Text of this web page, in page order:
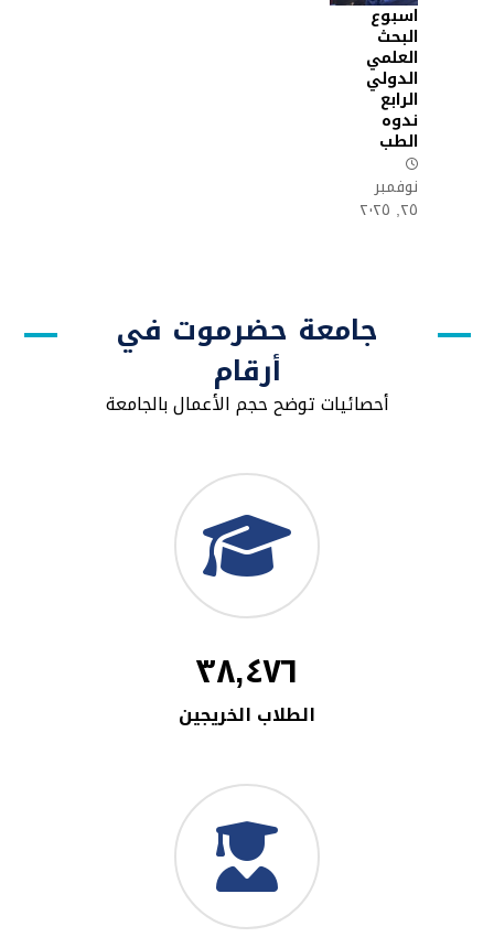
اسبوع
البحث
العلمي
الدولي
الرابع
ندوه
الطب
نوفمبر
٢٥, ٢٠٢٥
جامعة حضرموت في
أرقام
أحصائيات توضح حجم الأعمال بالجامعة
٣٨,٤٧٦
الطلاب الخريجين